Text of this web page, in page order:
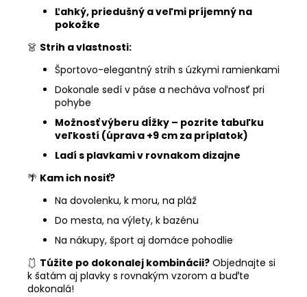
Ľahký, priedušný a veľmi príjemný na
pokožke
👗 Strih a vlastnosti:
Športovo-elegantný strih s úzkymi ramienkami
Dokonale sedí v páse a necháva voľnosť pri
pohybe
Možnosť výberu dĺžky – pozrite tabuľku
veľkostí (úprava +9 cm za príplatok)
Ladí s plavkami v rovnakom dizajne
🌴 Kam ich nosiť?
Na dovolenku, k moru, na pláž
Do mesta, na výlety, k bazénu
Na nákupy, šport aj domáce pohodlie
🩱 Túžite po dokonalej kombinácii? Objednajte si
k šatám aj plavky s rovnakým vzorom a buďte
dokonalá!